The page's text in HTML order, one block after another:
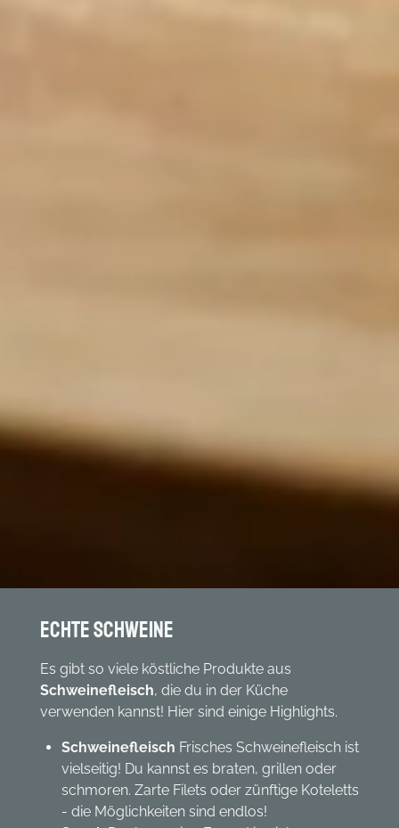
Echte Schweine
Es gibt so viele köstliche Produkte aus
Schweinefleisch, die du in der Küche
verwenden kannst! Hier sind einige Highlights.
Schweinefleisch Frisches Schweinefleisch ist
vielseitig! Du kannst es braten, grillen oder
schmoren. Zarte Filets oder zünftige Koteletts
- die Möglichkeiten sind endlos!